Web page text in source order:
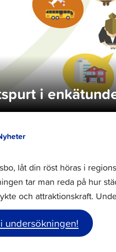
i
låt din röst höras i
tar man reda på hur
och attraktionskraft.
undersökningen!